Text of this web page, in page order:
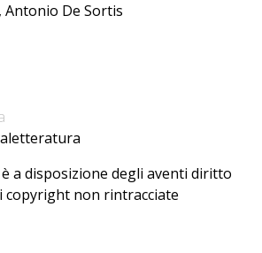
Antonio De Sortis
a disposizione degli aventi diritto
non rintracciate